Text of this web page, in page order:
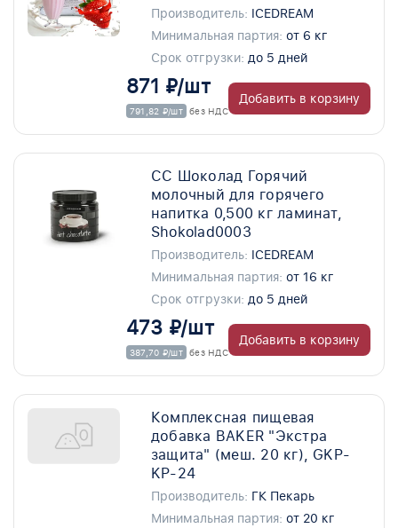
Производитель: ICEDREAM
Минимальная партия: от 6 кг
Срок отгрузки: до 5 дней
871 ₽/шт
791,82 ₽/шт без НДС
Добавить в корзину
СС Шоколад Горячий
молочный для горячего
напитка 0,500 кг ламинат,
Shokolad0003
Производитель: ICEDREAM
Минимальная партия: от 16 кг
Срок отгрузки: до 5 дней
473 ₽/шт
387,70 ₽/шт без НДС
Добавить в корзину
Комплексная пищевая
добавка BAKER "Экстра
защита" (меш. 20 кг), GKP-
KP-24
Производитель: ГК Пекарь
Минимальная партия: от 20 кг